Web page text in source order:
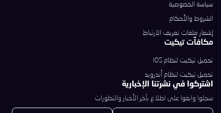
اشتركوا في نشرتنا الإخبارية
سجلوا وابقوا على اطلاع بآخر الأخبار والتطورات
سياسة الخصوصية
الشروط والأحكام
إشعار ملفات تعريف الارتباط
مكافآت تيكيت
تحميل تيكيت لنظام iOS
تحميل تيكيت لنظام أندرويد